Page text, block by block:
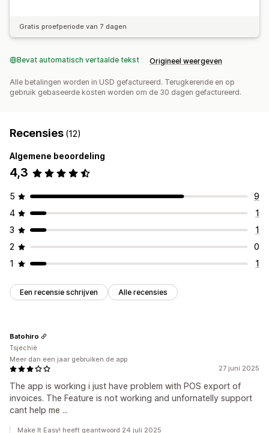
Gratis proefperiode van 7 dagen
Bevat automatisch vertaalde tekst Origineel weergeven
Alle betalingen worden in USD gefactureerd. Terugkerende en op
gebruik gebaseerde kosten worden om de 30 dagen gefactureerd.
Recensies (12)
Algemene beoordeling
4,3
5
9
4
1
3
1
2
0
1
1
Een recensie schrijven Alle recensies
27 juni 2025
The app is working i just have problem with POS export of
invoices. The Feature is not working and unfornatelly support
cant help me ...
Batohiro
Tsjechië
Meer dan een jaar gebruiken de app
Make It Easy! heeft geantwoord 24 juli 2025